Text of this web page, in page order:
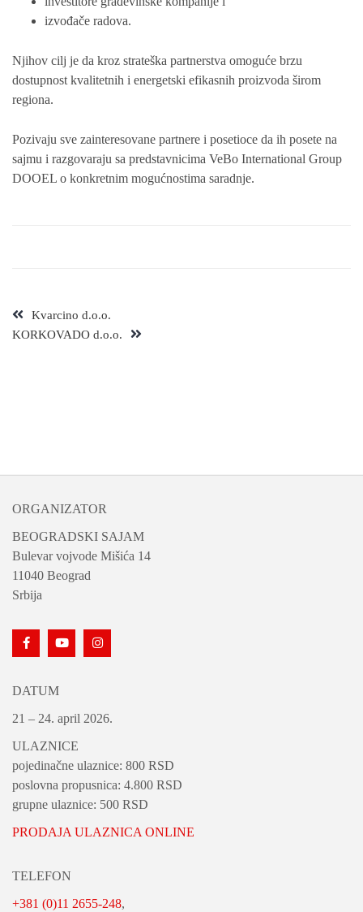
izvođače radova.
Njihov cilj je da kroz strateška partnerstva omoguće brzu
dostupnost kvalitetnih i energetski efikasnih proizvoda širom
regiona.
Pozivaju sve zainteresovane partnere i posetioce da ih posete na
sajmu i razgovaraju sa predstavnicima VeBo International Group
DOOEL o konkretnim mogućnostima saradnje.
Kvarcino d.o.o.
KORKOVADO d.o.o.
ORGANIZATOR
BEOGRADSKI SAJAM
Bulevar vojvode Mišića 14
11040 Beograd
Srbija
DATUM
21 – 24. april 2026.
ULAZNICE
pojedinačne ulaznice: 800 RSD
poslovna propusnica: 4.800 RSD
grupne ulaznice: 500 RSD
PRODAJA ULAZNICA ONLINE
TELEFON
+381 (0)11 2655-248,